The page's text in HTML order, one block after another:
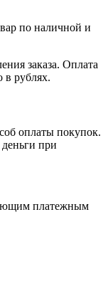
по наличной и
заказа. Оплата
в рублях.
оплаты покупок.
при
платежным